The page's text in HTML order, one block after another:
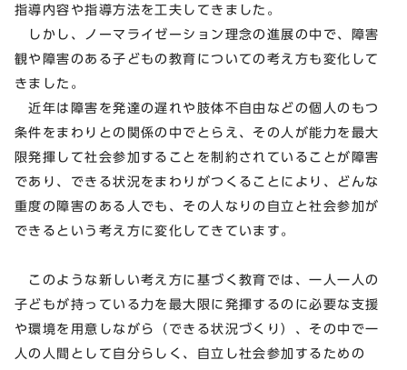
指導内容や指導方法を工夫してきました。
しかし、ノーマライゼーション理念の進展の中で、障害
観や障害のある子どもの教育についての考え方も変化して
きました。
近年は障害を発達の遅れや肢体不自由などの個人のもつ
条件をまわりとの関係の中でとらえ、その人が能力を最大
限発揮して社会参加することを制約されていることが障害
であり、できる状況をまわりがつくることにより、どんな
重度の障害のある人でも、その人なりの自立と社会参加が
できるという考え方に変化してきています。
このような新しい考え方に基づく教育では、一人一人の
子どもが持っている力を最大限に発揮するのに必要な支援
や環境を用意しながら（できる状況づくり）、その中で一
人の人間として自分らしく、自立し社会参加するための